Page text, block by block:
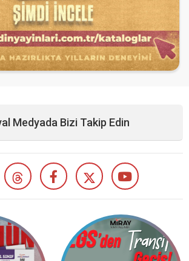
Medyada Bizi Takip Edin